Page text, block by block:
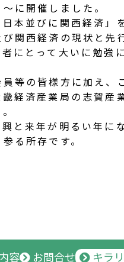
に開催しました。
本並びに関西経済」
関西経済の現状と先
にとって大いに勉強に
等の皆様方に加え、
経済産業局の志賀産
と来年が明るい年に
る所存です。
容 お問合せ キラ